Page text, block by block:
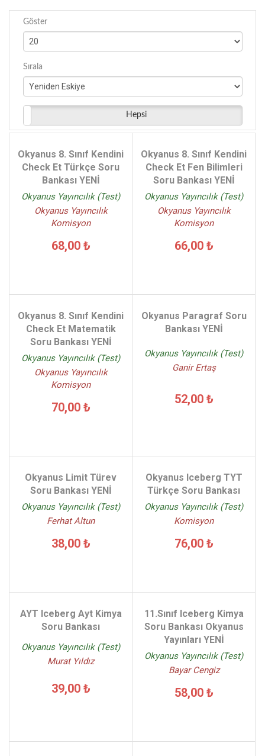
Süleyman Tozlu Rafet Özdemir - (2)
Haluk Mimarlar Meftun Gökhan Küpeli - (2)
Ali Bal - (2)
Süleyman Tozlu Furkan Özdemir Necmiye Sümer -
(2)
Murat Nizamoğlu - (2)
Süleyman Tozlu - (2)
Necmiye Sümer - (2)
Selim Yavuz - (2)
Cihan Irmak Bacacı - (2)
Göster
Sırala
Hepsi
Okyanus 8. Sınıf Kendini
Check Et Türkçe Soru
Bankası YENİ
Okyanus Yayıncılık (Test)
Okyanus Yayıncılık
Komisyon
68,00 ₺
Okyanus 8. Sınıf Kendini
Check Et Fen Bilimleri
Soru Bankası YENİ
Okyanus Yayıncılık (Test)
Okyanus Yayıncılık
Komisyon
66,00 ₺
Okyanus 8. Sınıf Kendini
Check Et Matematik
Soru Bankası YENİ
Okyanus Yayıncılık (Test)
Okyanus Yayıncılık
Komisyon
70,00 ₺
Okyanus Paragraf Soru
Bankası YENİ
Okyanus Yayıncılık (Test)
Ganir Ertaş
52,00 ₺
Okyanus Limit Türev
Soru Bankası YENİ
Okyanus Yayıncılık (Test)
Ferhat Altun
38,00 ₺
Okyanus Iceberg TYT
Türkçe Soru Bankası
Okyanus Yayıncılık (Test)
Komisyon
76,00 ₺
AYT Iceberg Ayt Kimya
Soru Bankası
Okyanus Yayıncılık (Test)
Murat Yıldız
39,00 ₺
11.Sınıf Iceberg Kimya
Soru Bankası Okyanus
Yayınları YENİ
Okyanus Yayıncılık (Test)
Bayar Cengiz
58,00 ₺